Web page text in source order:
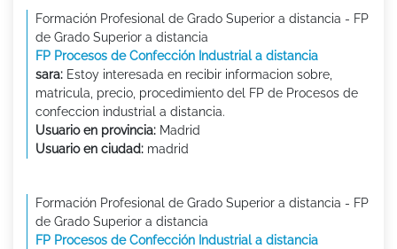
Formación Profesional de Grado Superior a distancia - FP
de Grado Superior a distancia
FP Procesos de Confección Industrial a distancia
sara: Estoy interesada en recibir informacion sobre,
matricula, precio, procedimiento del FP de Procesos de
confeccion industrial a distancia.
Usuario en provincia: Madrid
Usuario en ciudad: madrid
Formación Profesional de Grado Superior a distancia - FP
de Grado Superior a distancia
FP Procesos de Confección Industrial a distancia